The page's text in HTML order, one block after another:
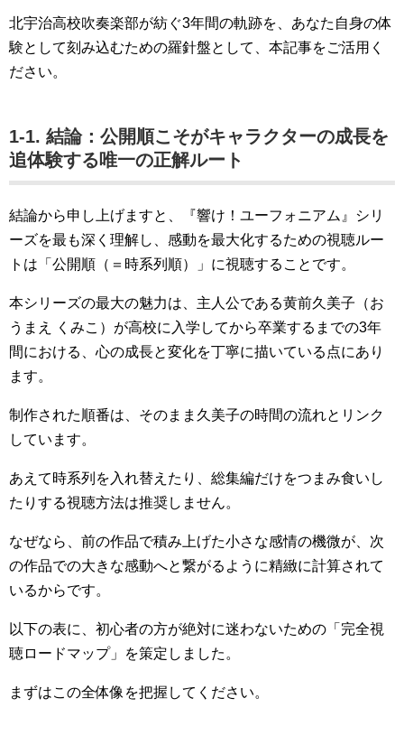
北宇治高校吹奏楽部が紡ぐ3年間の軌跡を、あなた自身の体
験として刻み込むための羅針盤として、本記事をご活用く
ださい。
1-1. 結論：公開順こそがキャラクターの成長を
追体験する唯一の正解ルート
結論から申し上げますと、『響け！ユーフォニアム』シリ
ーズを最も深く理解し、感動を最大化するための視聴ルー
トは「公開順（＝時系列順）」に視聴することです。
本シリーズの最大の魅力は、主人公である黄前久美子（お
うまえ くみこ）が高校に入学してから卒業するまでの3年
間における、心の成長と変化を丁寧に描いている点にあり
ます。
制作された順番は、そのまま久美子の時間の流れとリンク
しています。
あえて時系列を入れ替えたり、総集編だけをつまみ食いし
たりする視聴方法は推奨しません。
なぜなら、前の作品で積み上げた小さな感情の機微が、次
の作品での大きな感動へと繋がるように精緻に計算されて
いるからです。
以下の表に、初心者の方が絶対に迷わないための「完全視
聴ロードマップ」を策定しました。
まずはこの全体像を把握してください。